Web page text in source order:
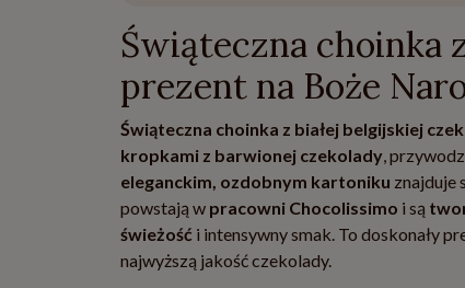
Świąteczna choinka
prezent na Boże
Świąteczna choinka z białej belgijskiej
kropkami z barwionej czekolady,
eleganckim, ozdobnym kartoniku znajduje
powstają w pracowni Chocolissimo i są
świeżość i intensywny smak. To doskonały
najwyższą jakość czekolady.